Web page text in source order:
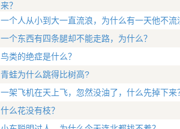
来？
一个人从小到大一直流浪，为什么有一天他不流
一个东西有四条腿却不能走路，为什么？
鸟类的绝症是什么？
青蛙为什么跳得比树高?
一架飞机在天上飞，忽然没油了，什么先掉下来
什么花没有枝？